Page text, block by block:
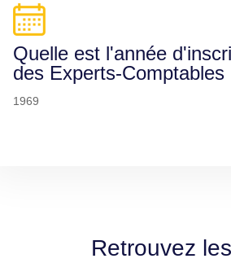
Quelle est l'année
des Experts-Comptables
1969
Retrouvez